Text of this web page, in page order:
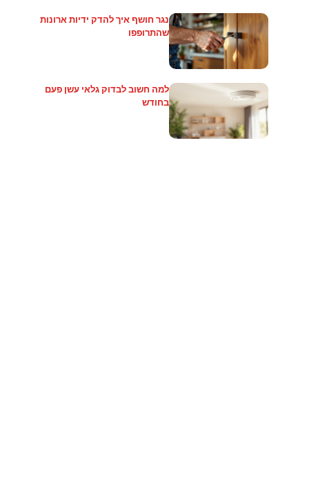
נגר חושף איך להדק ידיות ארונות
שהתרופפו
למה חשוב לבדוק גלאי עשן פעם
בחודש